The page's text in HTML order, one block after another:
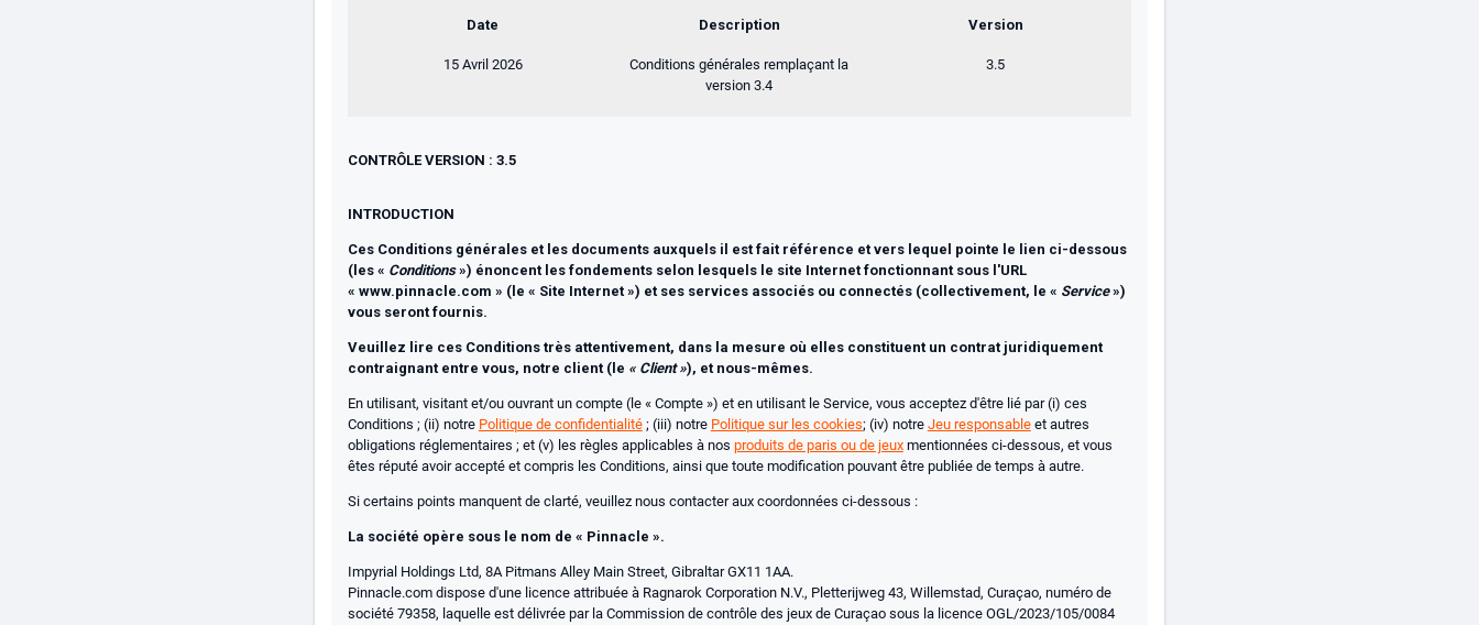
Date Description Version
15 Avril 2026
Conditions générales remplaçant la
version 3.4
3.5
CONTRÔLE VERSION : 3.5
INTRODUCTION
Ces Conditions générales et les documents auxquels il est fait référence et vers lequel pointe le lien ci-dessous
(les « Conditions») énoncent les fondements selon lesquels le site Internet fonctionnant sous l'URL
« www.pinnacle.com » (le « Site Internet ») et ses services associés ou connectés (collectivement, le « Service»)
vous seront fournis.
Veuillez lire ces Conditions très attentivement, dans la mesure où elles constituent un contrat juridiquement
contraignant entre vous, notre client (le « Client »), et nous-mêmes.
En utilisant, visitant et/ou ouvrant un compte (le « Compte ») et en utilisant le Service, vous acceptez d'être lié par (i) ces
Conditions ; (ii) notre Politique de confidentialité; (iii) notre Politique sur les cookies; (iv) notre Jeu responsableet autres
obligations réglementaires ; et (v) les règles applicables à nos produits de paris ou de jeuxmentionnées ci-dessous, et vous
êtes réputé avoir accepté et compris les Conditions, ainsi que toute modification pouvant être publiée de temps à autre.
Si certains points manquent de clarté, veuillez nous contacter aux coordonnées ci-dessous :
La société opère sous le nom de « Pinnacle ».
Impyrial Holdings Ltd, 8A Pitmans Alley Main Street, Gibraltar GX11 1AA.
Pinnacle.com dispose d'une licence attribuée à Ragnarok Corporation N.V., Pletterijweg 43, Willemstad, Curaçao, numéro de
société 79358, laquelle est délivrée par la Commission de contrôle des jeux de Curaçao sous la licence OGL/2023/105/0084